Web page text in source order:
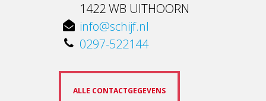
1422 WB UITHOORN
info@schijf.nl
0297-522144
ALLE CONTACTGEGEVENS